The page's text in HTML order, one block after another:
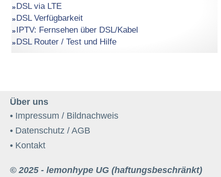
DSL via LTE
DSL Verfügbarkeit
IPTV: Fernsehen über DSL/Kabel
DSL Router / Test und Hilfe
Über uns
• Impressum / Bildnachweis
• Datenschutz / AGB
• Kontakt
© 2025 - lemonhype UG (haftungsbeschränkt)